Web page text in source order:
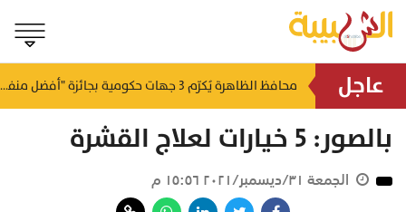
عاجل
منذ ٣٨ دقيقة منذ ساعة محافظ الظاهرة يُكرّم 3 جهات حكومية بجائزة "أفضل منفذ تقديم خدمة" لعام 2025
بالصور: 5 خيارات لعلاج القشرة
الجمعة ٣١/ديسمبر/٢٠٢١ ١٥:٥٦ م